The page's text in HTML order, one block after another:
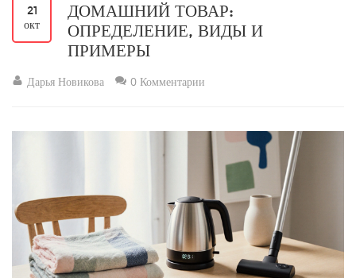
21
окт
ДОМАШНИЙ ТОВАР:
ОПРЕДЕЛЕНИЕ, ВИДЫ И
ПРИМЕРЫ
Дарья Новикова 0 Комментарии